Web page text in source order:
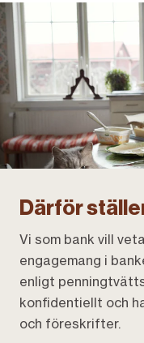
Därför
Vi som bank vill
engagemang i
enligt
konfidentiellt och
och föreskrifter.